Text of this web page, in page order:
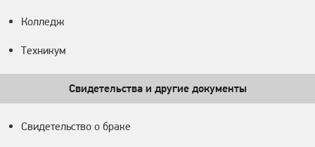
Колледж
Техникум
Свидетельства и другие документы
Свидетельство о браке